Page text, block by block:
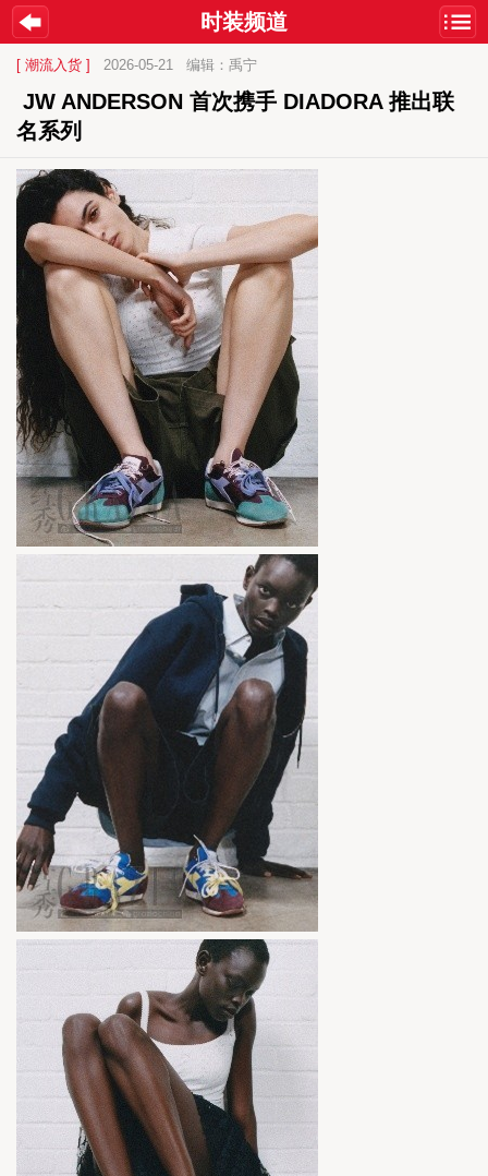
时装频道
[ 潮流入货 ] 2026-05-21 编辑：禹宁
名系列